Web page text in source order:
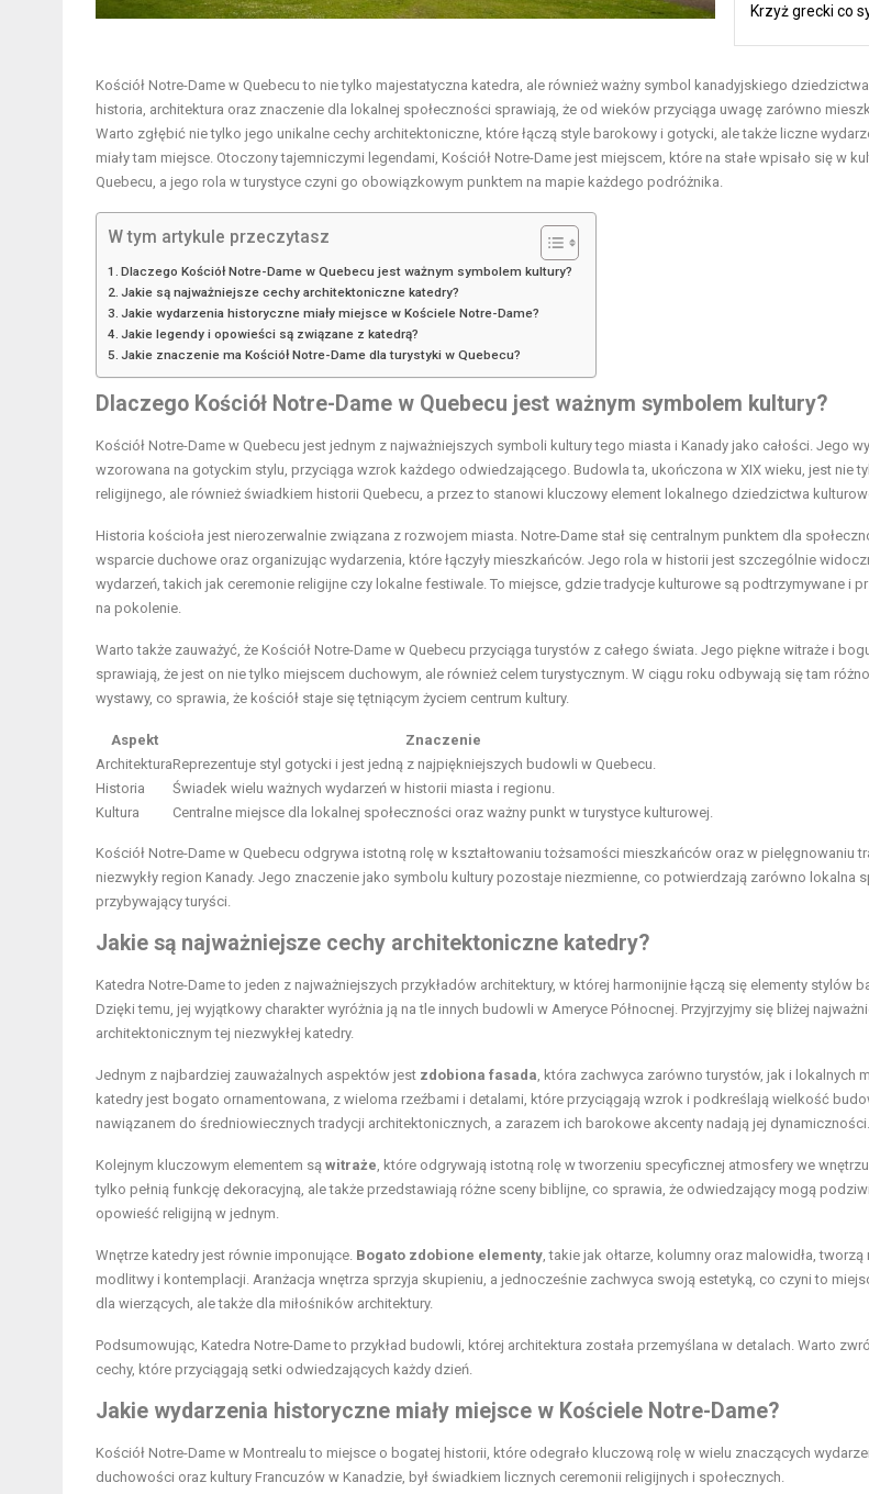
Krzyż grecki co
Kościół Notre-Dame w Quebecu to nie tylko majestatyczna katedra, ale również ważny symbol kanadyjskiego
historia, architektura oraz znaczenie dla lokalnej społeczności sprawiają, że od wieków przyciąga uwagę zarówno
Warto zgłębić nie tylko jego unikalne cechy architektoniczne, które łączą style barokowy i gotycki, ale także liczne
miały tam miejsce. Otoczony tajemniczymi legendami, Kościół Notre-Dame jest miejscem, które na stałe wpisało się w
Quebecu, a jego rola w turystyce czyni go obowiązkowym punktem na mapie każdego podróżnika.
W tym artykule przeczytasz
Dlaczego Kościół Notre-Dame w Quebecu jest ważnym symbolem kultury?
Jakie są najważniejsze cechy architektoniczne katedry?
Jakie wydarzenia historyczne miały miejsce w Kościele Notre-Dame?
Jakie legendy i opowieści są związane z katedrą?
Jakie znaczenie ma Kościół Notre-Dame dla turystyki w Quebecu?
Dlaczego Kościół Notre-Dame w Quebecu jest ważnym symbolem kultury?
Kościół Notre-Dame w Quebecu jest jednym z najważniejszych symboli kultury tego miasta i Kanady jako całości. Jego
wzorowana na gotyckim stylu, przyciąga wzrok każdego odwiedzającego. Budowla ta, ukończona w XIX wieku, jest nie
religijnego, ale również świadkiem historii Quebecu, a przez to stanowi kluczowy element lokalnego dziedzictwa
Historia kościoła jest nierozerwalnie związana z rozwojem miasta. Notre-Dame stał się centralnym punktem dla
wsparcie duchowe oraz organizując wydarzenia, które łączyły mieszkańców. Jego rola w historii jest szczególnie
wydarzeń, takich jak ceremonie religijne czy lokalne festiwale. To miejsce, gdzie tradycje kulturowe są podtrzymywane i
na pokolenie.
Warto także zauważyć, że Kościół Notre-Dame w Quebecu przyciąga turystów z całego świata. Jego piękne witraże i
sprawiają, że jest on nie tylko miejscem duchowym, ale również celem turystycznym. W ciągu roku odbywają się tam
wystawy, co sprawia, że kościół staje się tętniącym życiem centrum kultury.
Aspekt
Znaczenie
ArchitekturaReprezentuje styl gotycki i jest jedną z najpiękniejszych budowli w Quebecu.
Historia
Świadek wielu ważnych wydarzeń w historii miasta i regionu.
Kultura
Centralne miejsce dla lokalnej społeczności oraz ważny punkt w turystyce kulturowej.
Kościół Notre-Dame w Quebecu odgrywa istotną rolę w kształtowaniu tożsamości mieszkańców oraz w pielęgnowaniu
niezwykły region Kanady. Jego znaczenie jako symbolu kultury pozostaje niezmienne, co potwierdzają zarówno lokalna
przybywający turyści.
Jakie są najważniejsze cechy architektoniczne katedry?
Katedra Notre-Dame to jeden z najważniejszych przykładów architektury, w której harmonijnie łączą się elementy stylów
Dzięki temu, jej wyjątkowy charakter wyróżnia ją na tle innych budowli w Ameryce Północnej. Przyjrzyjmy się bliżej
architektonicznym tej niezwykłej katedry.
Jednym z najbardziej zauważalnych aspektów jest zdobiona fasada , która zachwyca zarówno turystów, jak i lokalnych
katedry jest bogato ornamentowana, z wieloma rzeźbami i detalami, które przyciągają wzrok i podkreślają wielkość
nawiązanem do średniowiecznych tradycji architektonicznych, a zarazem ich barokowe akcenty nadają jej dynamiczności.
Kolejnym kluczowym elementem są witraże , które odgrywają istotną rolę w tworzeniu specyficznej atmosfery we
tylko pełnią funkcję dekoracyjną, ale także przedstawiają różne sceny biblijne, co sprawia, że odwiedzający mogą
opowieść religijną w jednym.
Wnętrze katedry jest równie imponujące. Bogato zdobione elementy , takie jak ołtarze, kolumny oraz malowidła,
modlitwy i kontemplacji. Aranżacja wnętrza sprzyja skupieniu, a jednocześnie zachwyca swoją estetyką, co czyni to
dla wierzących, ale także dla miłośników architektury.
Podsumowując, Katedra Notre-Dame to przykład budowli, której architektura została przemyślana w detalach. Warto
cechy, które przyciągają setki odwiedzających każdy dzień.
Jakie wydarzenia historyczne miały miejsce w Kościele Notre-Dame?
Kościół Notre-Dame w Montrealu to miejsce o bogatej historii, które odegrało kluczową rolę w wielu znaczących
duchowości oraz kultury Francuzów w Kanadzie, był świadkiem licznych ceremonii religijnych i społecznych.